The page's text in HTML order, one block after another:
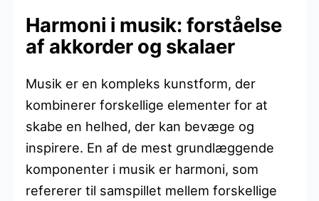
Harmoni i musik: forståelse
af akkorder og skalaer
Musik er en kompleks kunstform, der
kombinerer forskellige elementer for at
skabe en helhed, der kan bevæge og
inspirere. En af de mest grundlæggende
komponenter i musik er harmoni, som
refererer til samspillet mellem forskellige